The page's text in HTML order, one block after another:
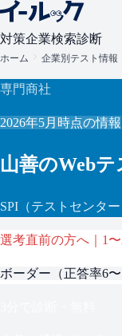
対策企業検索診断
ホーム 企業別テスト情報
専門商社
2026年5月 時点の情報
山善のWeb
SPI （テストセンター
選考直前の方へ｜1
ボーダー（正答率6